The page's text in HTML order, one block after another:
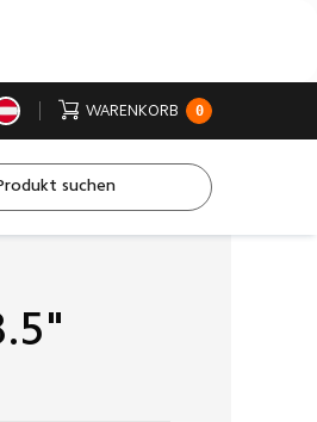
WARENKORB 0